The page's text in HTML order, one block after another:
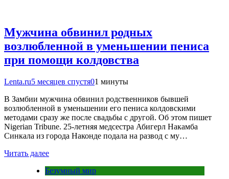
Мужчина обвинил родных
возлюбленной в уменьшении пениса
при помощи колдовства
Lenta.ru5 месяцев спустя01 минуты
В Замбии мужчина обвинил родственников бывшей
возлюбленной в уменьшении его пениса колдовскими
методами сразу же после свадьбы с другой. Об этом пишет
Nigerian Tribune. 25-летняя медсестра Абигерл Накамба
Синкала из города Наконде подала на развод с му…
Читать далее
Безумный мир